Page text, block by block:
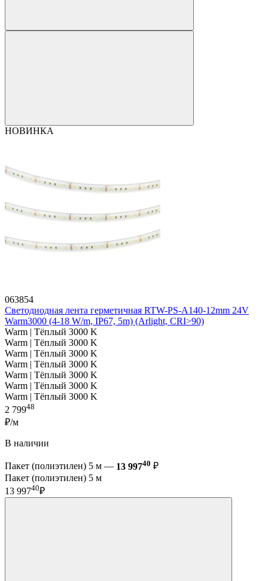
НОВИНКА
063854
Светодиодная лента герметичная RTW-PS-A140-12mm 24V
Warm3000 (4-18 W/m, IP67, 5m) (Arlight, CRI>90)
Warm | Тёплый 3000 K
Warm | Тёплый 3000 K
Warm | Тёплый 3000 K
Warm | Тёплый 3000 K
Warm | Тёплый 3000 K
Warm | Тёплый 3000 K
Warm | Тёплый 3000 K
2 79948
₽/м
В наличии
Пакет (полиэтилен) 5 м — 13 99740 ₽
Пакет (полиэтилен) 5 м
13 99740₽